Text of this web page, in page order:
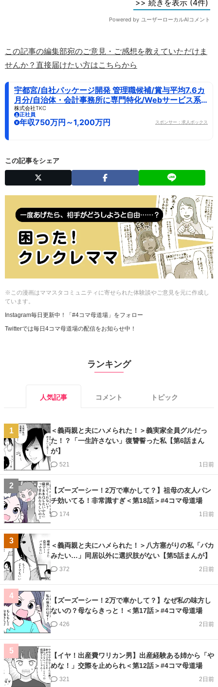
この記事の編集部宛のご意見・ご感想を教えていただけま
せんか？直接届けたい方はこちらから
宇都宮/自社パッケージ開発 管理職候補/賞与平均7.6カ
月分/自治体・会計事務所に専門特化/Webサービス系
エンジニア・プログラマ
株式会社TKC
正社員
年収750万円～1,200万円 スポンサー：求人ボックス
この記事をシェア
※この漫画はママスタコミュニティに寄せられた体験談やご意見を元に作成し
ています。
Instagram毎日更新中！「#4コマ母道場」をフォロー
Twitterでは毎日4コマ母道場の配信をお知らせ中！
ランキング
人気記事 コメント トピック
1
＜義両親と夫にハメられた！＞義実家全員グルだっ
た！？「一生許さない」復讐誓った私【第6話まん
が】
1日前
521
2
【ズーズーシー！2万で車かして？】祖母の友人パン
チ効いてる！非常識すぎ＜第18話＞#4コマ母道場
1日前
174
3
＜義両親と夫にハメられた！＞八方塞がりの私「バカ
みたい…」同居以外に選択肢がない【第5話まんが】
2日前
372
4
【ズーズーシー！2万で車かして？】なぜ私の味方し
ないの？母ならきっと！＜第17話＞#4コマ母道場
2日前
426
5
【イヤ！出産費ワリカン男】出産経験ある姉から「や
めな！」交際を止められ＜第12話＞#4コマ母道場
2日前
321